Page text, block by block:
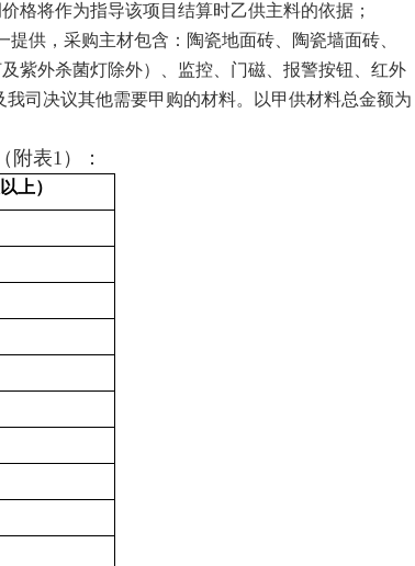
格将作为指导该项目结算时乙供主料的依据；
供，采购主材包含：陶瓷地面砖、陶瓷墙面砖、
紫外杀菌灯除外）、监控、门磁、报警按钮、红外
我司决议其他需要甲购的材料。以甲供材料总金额为
表1）：
上）